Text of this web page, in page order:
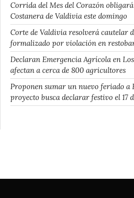
Corrida del Mes del Corazón
Costanera de Valdivia este domingo
Corte de Valdivia resolverá cautelar
formalizado por violación en
Declaran Emergencia Agrícola en
afectan a cerca de 800 agricultores
Proponen sumar un nuevo feriado a
proyecto busca declarar festivo el 17